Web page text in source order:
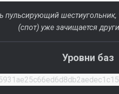
пульсирующий шестиугольник,
(спот) уже зачищается
Уровни баз